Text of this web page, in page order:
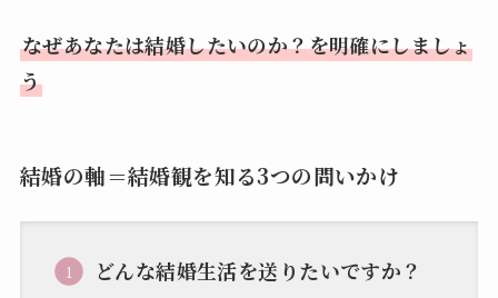
なぜあなたは結婚したいのか？を明確にしましょ
う
結婚の軸＝結婚観を知る3つの問いかけ
どんな結婚生活を送りたいですか？